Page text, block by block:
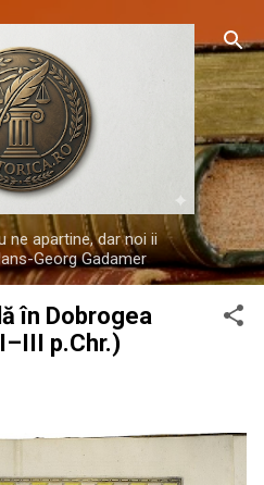
principal
ne apartine, dar noi ii
Georg Gadamer
în Dobrogea
p.Chr.)